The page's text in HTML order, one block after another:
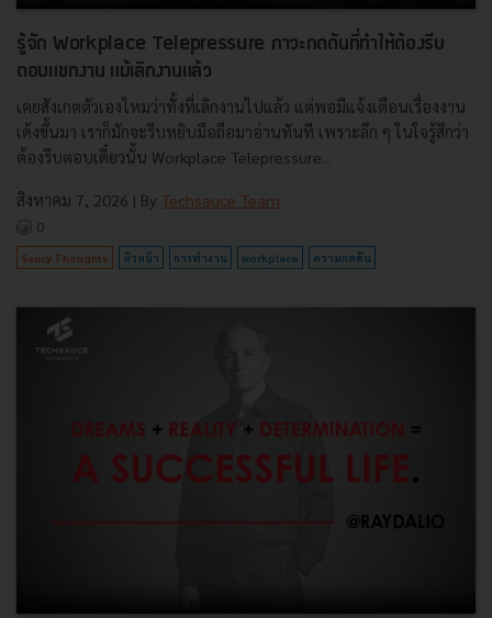
รู้จัก Workplace Telepressure ภาวะกดดันที่ทำให้ต้องรีบ
ตอบแชทงาน แม้เลิกงานแล้ว
เคยสังเกตตัวเองไหมว่าทั้งที่เลิกงานไปแล้ว แต่พอมีแจ้งเตือนเรื่องงาน
เด้งขึ้นมา เราก็มักจะรีบหยิบมือถือมาอ่านทันที เพราะลึก ๆ ในใจรู้สึกว่า
ต้องรีบตอบเดี๋ยวนั้น Workplace Telepressure...
สิงหาคม 7, 2026 | By Techsauce Team
0
Saucy Thoughts หัวหน้า การทำงาน workplace ความกดดัน